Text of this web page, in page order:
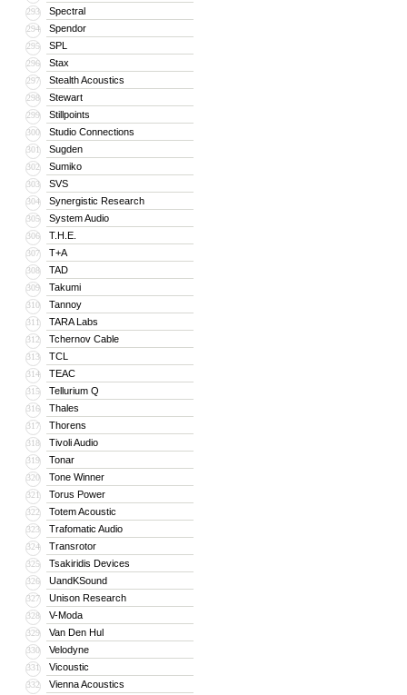
293 Spectral
294 Spendor
295 SPL
296 Stax
297 Stealth Acoustics
298 Stewart
299 Stillpoints
300 Studio Connections
301 Sugden
302 Sumiko
303 SVS
304 Synergistic Research
305 System Audio
306 T.H.E.
307 T+A
308 TAD
309 Takumi
310 Tannoy
311 TARA Labs
312 Tchernov Cable
313 TCL
314 TEAC
315 Tellurium Q
316 Thales
317 Thorens
318 Tivoli Audio
319 Tonar
320 Tone Winner
321 Torus Power
322 Totem Acoustic
323 Trafomatic Audio
324 Transrotor
325 Tsakiridis Devices
326 UandKSound
327 Unison Research
328 V-Moda
329 Van Den Hul
330 Velodyne
331 Vicoustic
332 Vienna Acoustics